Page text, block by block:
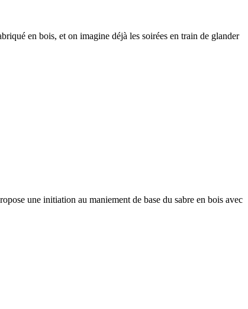
en bois, et on imagine déjà les soirées en train de glander
une initiation au maniement de base du sabre en bois avec